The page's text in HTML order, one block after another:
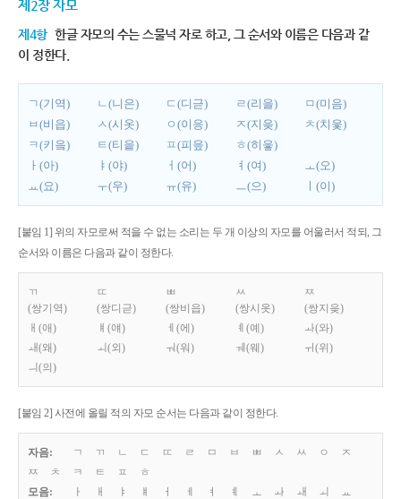
제2장 자모
제4항 한글 자모의 수는 스물넉 자로 하고, 그 순서와 이름은 다음과 같
이 정한다.
ㄱ(기역) ㄴ(니은) ㄷ(디귿) ㄹ(리을)
ㅁ(미음)
ㅂ(비읍)
ㅅ(시옷) ㅇ(이응) ㅈ(지읒)
ㅊ(치읓)
ㅋ(키읔)
ㅌ(티읕) ㅍ(피읖)
ㅎ(히읗)
ㅏ(아)
ㅑ(야) ㅓ(어) ㅕ(여)
ㅗ(오)
ㅛ(요)
ㅜ(우) ㅠ(유) ㅡ(으) ㅣ(이)
[붙임 1] 위의 자모로써 적을 수 없는 소리는 두 개 이상의 자모를 어울러서 적되, 그
순서와 이름은 다음과 같이 정한다.
ㄲ
(쌍기역)
ㄸ
(쌍디귿)
ㅃ
(쌍비읍)
ㅆ
(쌍시옷)
ㅉ
(쌍지읒)
ㅐ(애)
ㅒ(얘) ㅔ(에) ㅖ(예)
ㅘ(와)
ㅙ(왜)
ㅚ(외) ㅝ(워) ㅞ(웨)
ㅟ(위)
ㅢ(의)
[붙임 2] 사전에 올릴 적의 자모 순서는 다음과 같이 정한다.
자음: ㄱ ㄲ ㄴ ㄷ ㄸ ㄹ ㅁ ㅂ ㅃ ㅅ ㅆ ㅇ
ㅈ
ㅉ
ㅊ ㅋ ㅌ ㅍ
ㅎ
모음:
ㅏ ㅐ ㅑ ㅒ ㅓ ㅔ ㅕ ㅖ ㅗ ㅘ ㅙ ㅚ
ㅛ